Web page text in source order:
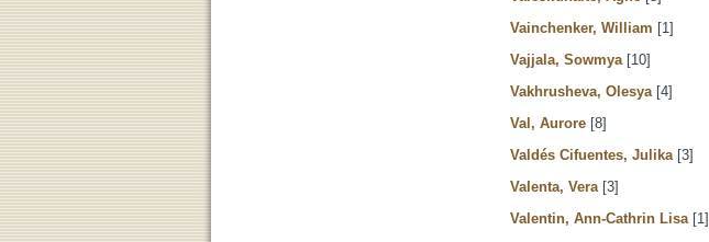
Vainchenker, William [1]
Vajjala, Sowmya [10]
Vakhrusheva, Olesya [4]
Val, Aurore [8]
Valdés Cifuentes, Julika [3]
Valenta, Vera [3]
Valentin, Ann-Cathrin Lisa [1]